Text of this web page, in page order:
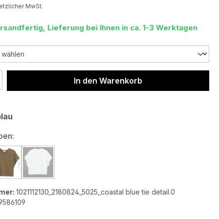
MwSt.
Lieferung bei Ihnen in ca. 1-3 Werktagen
Anzahl: Gib den gewünschten Wert
In den Warenkorb
Damen T-Shirt coastal blue tie detail
s.Oliver Damen T-Shirt teak brown tie detail
s.Oliver Damen T-Shirt white tie detail
1021112130_2180824_5025_coastal blue tie detail.0